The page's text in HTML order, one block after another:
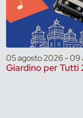
05 agosto 2026 - 09
Giardino per Tutti